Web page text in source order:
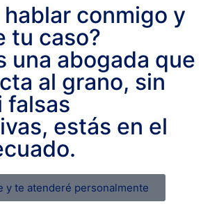
hablar conmigo y
tu caso?
una abogada que
al grano, sin
falsas
estás en el
y te atenderé personalmente